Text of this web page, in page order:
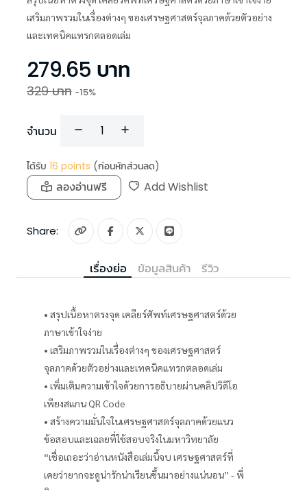
เสริมภาพรวมในเรื่องต่างๆ ของเศรษฐศาสตร์จุลภาคด้วยตัวอย่าง
และเทคนิคแทรกตลอดเล่ม
279.65 บาท
329บาท -15%
จำนวน
ได้รับ 16 points (ก่อนหักส่วนลด)
ลองอ่านฟรี Add Wishlist
Share:
เรื่องย่อ ข้อมูลสินค้า รีวิว
• สรุปเนื้อหาตรงจุด เคลียร์ศัพท์เศรษฐศาสตร์ด้วย
ภาษาเข้าใจง่าย
• เสริมภาพรวมในเรื่องต่างๆ ของเศรษฐศาสตร์
จุลภาคด้วยตัวอย่างและเทคนิคแทรกตลอดเล่ม
• เพิ่มเติมความเข้าใจด้วยการอธิบายผ่านคลิปวิดีโอ
เพียงสแกน QR Code
• สร้างความมั่นใจในเศรษฐศาสตร์จุลภาคด้วยแนว
ข้อสอบและเฉลยที่ใช้สอบจริงในมหาวิทยาลัย
“เชื่อเถอะว่าอ่านหนังสือเล่มนี้จบ เศรษฐศาสตร์ที่
เคยว่ายากจะดูน่ารักน่าเรียนขึ้นมาอย่างแน่นอน” - พี่